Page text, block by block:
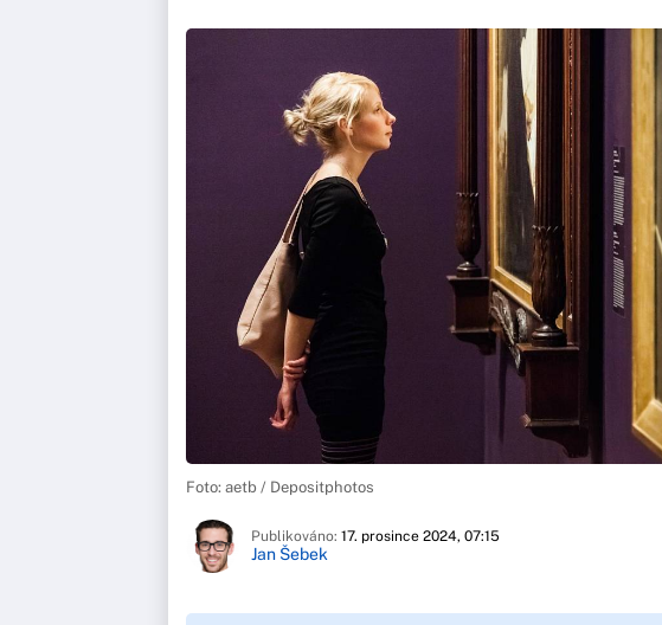
Foto: aetb / Depositphotos
Publikováno: 17. prosince 2024, 07:15
Jan Šebek